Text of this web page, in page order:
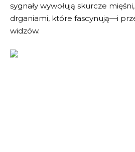
sygnały wywołują skurcze
drganiami, które fascynują—i
widzów.